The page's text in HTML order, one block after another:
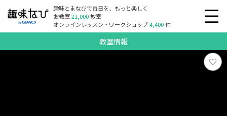
趣味とまなびで毎日を、もっと楽しく
お教室21,000教室
オンラインレッスン・ワークショップ4,400件
教室情報